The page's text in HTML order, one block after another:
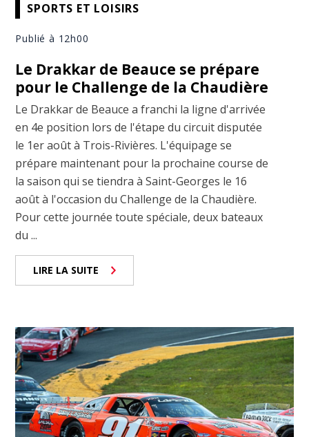
SPORTS ET LOISIRS
Publié à 12h00
Le Drakkar de Beauce se prépare
pour le Challenge de la Chaudière
Le Drakkar de Beauce a franchi la ligne d'arrivée
en 4e position lors de l'étape du circuit disputée
le 1er août à Trois-Rivières. L'équipage se
prépare maintenant pour la prochaine course de
la saison qui se tiendra à Saint-Georges le 16
août à l'occasion du Challenge de la Chaudière.
Pour cette journée toute spéciale, deux bateaux
du ...
LIRE LA SUITE